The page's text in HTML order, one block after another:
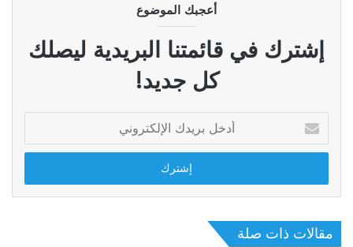
أعجبك الموضوع
إشترك في قائمتنا البريدية ليصلك
كل جديد!
بريدك
الإلكتروني
مقالات ذات صلة